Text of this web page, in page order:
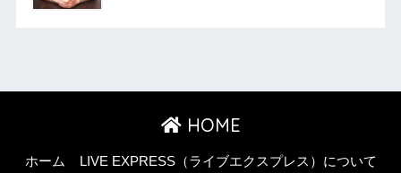
HOME
ホーム LIVE EXPRESS（ライブエクスプレス）について